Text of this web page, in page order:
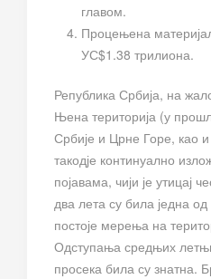
главом.
Процењена
УС$1.38 трилиона.
Република Србија, на
Њена територија (у
Србије и Црне Горе, као и
такодје континуално
појавама, чији је утицај
два лета су била једна од
постоје мерења на
Одступања средњих
просека била су знатна.